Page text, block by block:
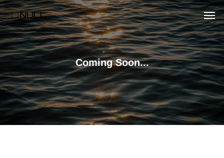
Coming Soon...